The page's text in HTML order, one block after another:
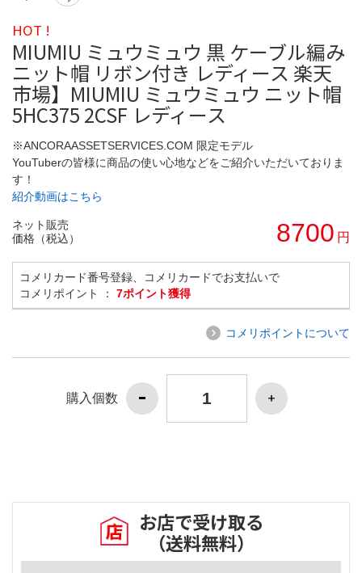
HOT !
MIUMIU ミュウミュウ 黒 ケーブル編み
ニット帽 リボン付き レディース 楽天
市場】MIUMIU ミュウミュウ ニット帽
5HC375 2CSF レディース
※ANCORAASSETSERVICES.COM 限定モデル
YouTuberの皆様に商品の使い心地などをご紹介いただいておりま
す！
紹介動画はこちら
ネット販売
価格（税込）
8700 円
コメリカード番号登録、コメリカードでお支払いで
コメリポイント ： 7ポイント獲得
コメリポイントについて
購入個数
お店で受け取る
（送料無料）